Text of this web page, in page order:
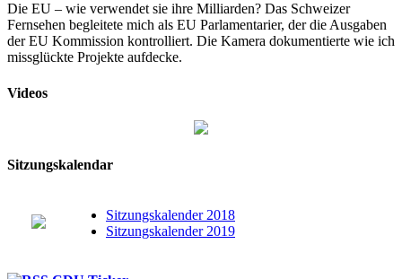
Die EU – wie verwendet sie ihre Milliarden? Das Schweizer
Fernsehen begleitete mich als EU Parlamentarier, der die Ausgaben
der EU Kommission kontrolliert. Die Kamera dokumentierte wie ich
missglückte Projekte aufdecke.
Videos
Sitzungskalendar
Sitzungskalender 2018
Sitzungskalender 2019